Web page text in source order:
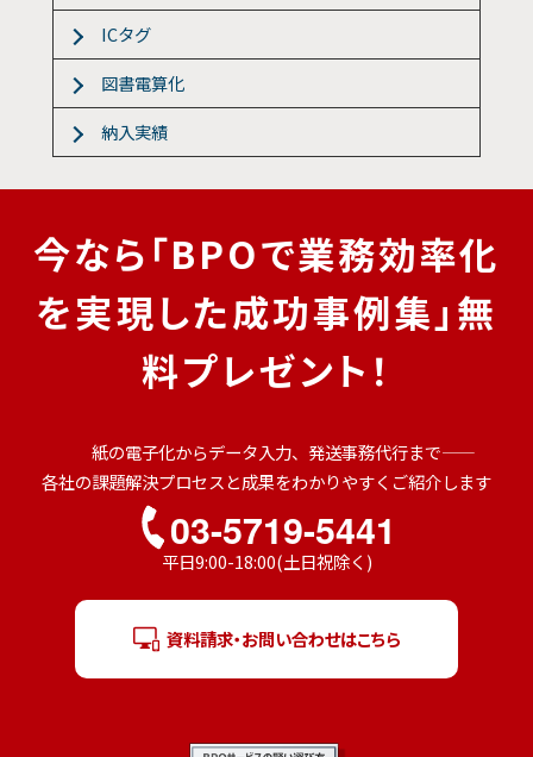
ICタグ
図書電算化
納入実績
今なら「BPOで業務効率化
を実現した成功事例集」無
料プレゼント！
紙の電子化からデータ入力、発送事務代行まで――
各社の課題解決プロセスと成果をわかりやすくご紹介します
03-5719-5441
平日9:00-18:00(土日祝除く)
資料請求・お問い合わせはこちら